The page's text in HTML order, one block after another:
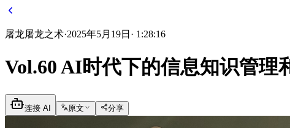
屠龙屠龙之术·2025年5月19日 · 1:28:16
Vol.60 AI时代下的信息知识管
连接 AI 原文 分享